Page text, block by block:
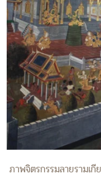
ภาพจิตรกรรมลายรามเ